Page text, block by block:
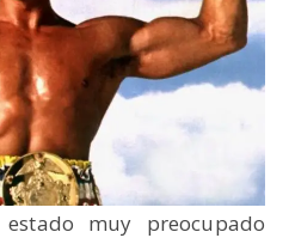
muy preocupado